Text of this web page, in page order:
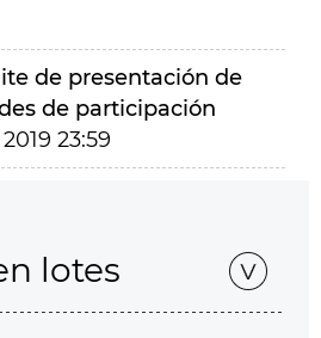
de presentación de
de participación
23:59
lotes